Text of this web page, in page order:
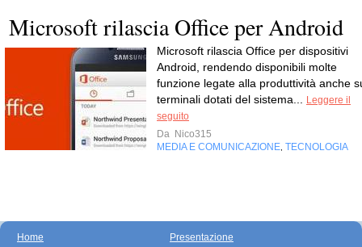
Microsoft rilascia Office per Android
Microsoft rilascia Office per dispositivi
Android, rendendo disponibili molte
funzione legate alla produttività anche
terminali dotati del sistema...
Leggere il
seguito
Da Nico315
MEDIA E COMUNICAZIONE TECNOLOGIA
Home
Presentazione